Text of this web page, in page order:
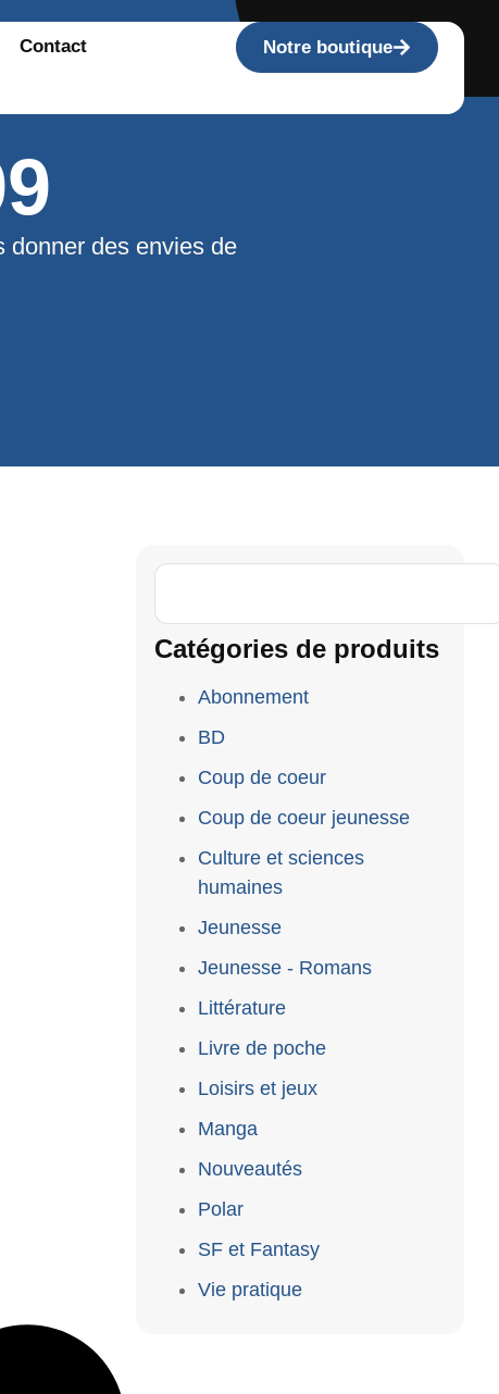
Contact Notre boutique
donner des envies de
Catégories de produits
Abonnement
BD
Coup de coeur
Coup de coeur jeunesse
Culture et sciences
humaines
Jeunesse
Jeunesse - Romans
Littérature
Livre de poche
Loisirs et jeux
Manga
Nouveautés
Polar
SF et Fantasy
Vie pratique